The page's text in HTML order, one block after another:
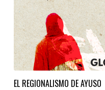
EL REGIONALISMO DE AYUSO